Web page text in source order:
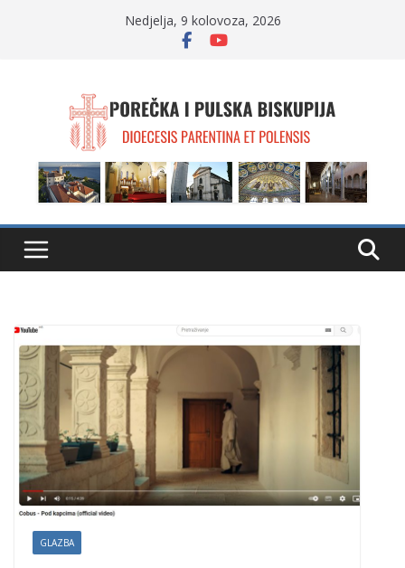
Nedjelja, 9 kolovoza, 2026
GLAZBA